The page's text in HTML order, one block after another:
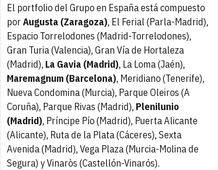
El portfolio del Grupo en España está compuesto
porAugusta (Zaragoza), El Ferial (Parla-Madrid),
Espacio Torrelodones (Madrid-Torrelodones),
Gran Turia (Valencia), Gran Vía de Hortaleza
(Madrid),La Gavia (Madrid), La Loma (Jaén),
Maremagnum (Barcelona), Meridiano (Tenerife),
Nueva Condomina (Murcia), Parque Oleiros (A
Coruña), Parque Rivas (Madrid),Plenilunio
(Madrid), Príncipe Pío (Madrid), Puerta Alicante
(Alicante), Ruta de la Plata (Cáceres), Sexta
Avenida (Madrid), Vega Plaza (Murcia-Molina de
Segura) y Vinaròs (Castellón-Vinarós).